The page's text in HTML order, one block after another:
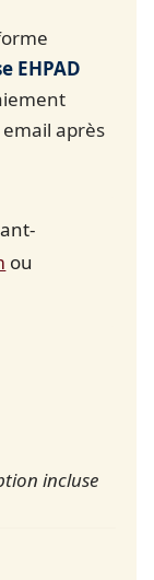
EHPAD
après
ou
incluse